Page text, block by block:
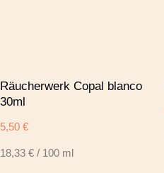
Räucherwerk Copal blanco
30ml
5,50 €
18,33 € / 100 ml